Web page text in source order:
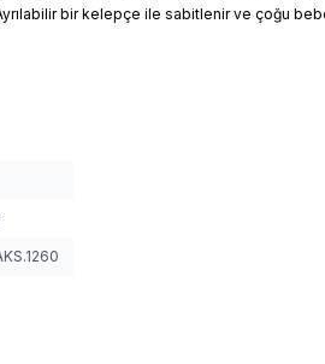
bir kelepçe ile sabitlenir ve çoğu